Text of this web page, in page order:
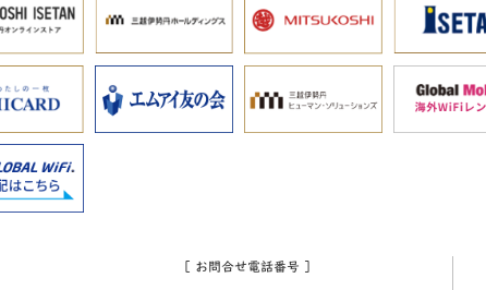
［ お問合せ電話番号 ］